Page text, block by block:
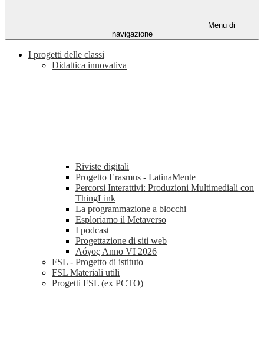
Menu di
navigazione
I progetti delle classi
Didattica innovativa
Riviste digitali
Progetto Erasmus - LatinaMente
Percorsi Interattivi: Produzioni Multimediali con
ThingLink
La programmazione a blocchi
Esploriamo il Metaverso
I podcast
Progettazione di siti web
Λóγος Anno VI 2026
FSL - Progetto di istituto
FSL Materiali utili
Progetti FSL (ex PCTO)